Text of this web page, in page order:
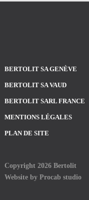
BERTOLIT SA GENÈVE
BERTOLIT SA VAUD
BERTOLIT SARL FRANCE
MENTIONS LÉGALES
PLAN DE SITE
Copyright 2026 Bertolit
Website by Procab studio